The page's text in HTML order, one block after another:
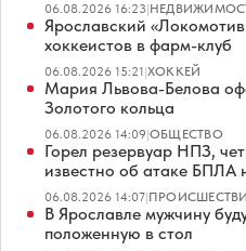
06.08.2026 16:23|
Ярославский
хоккеистов в фарм-клуб
06.08.2026 15:21|ХОККЕЙ
Мария Львова-Белова
Золотого кольца
06.08.2026 14:09|ОБЩЕСТВО
Горел резервуар НПЗ,
известно об атаке БПЛА
06.08.2026 14:07|
В Ярославле мужчину
положенную в стол